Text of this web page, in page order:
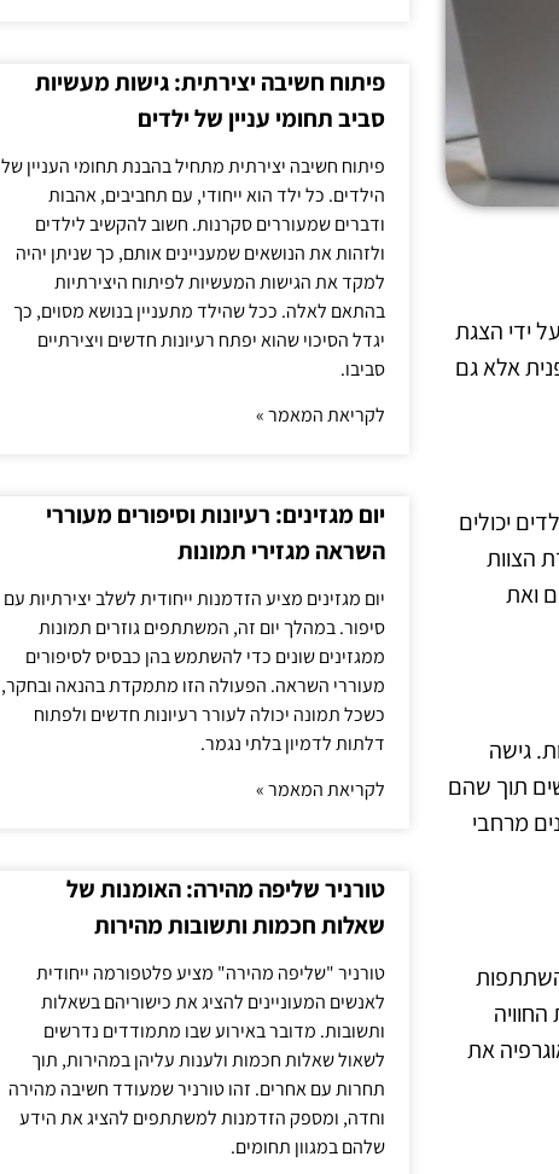
ידי הצגת
אלא גם
יכולים
הצוות
ואת
גישה
תוך שהם
מרחבי
השתתפות
את
פיתוח חשיבה יצירתית: גישות מעשיות
סביב תחומי עניין של ילדים
פיתוח חשיבה יצירתית מתחיל בהבנת תחומי העניין של
הילדים. כל ילד הוא ייחודי, עם תחביבים, אהבות
ודברים שמעוררים סקרנות. חשוב להקשיב לילדים
ולזהות את הנושאים שמעניינים אותם, כך שניתן יהיה
למקד את הגישות המעשיות לפיתוח היצירתיות
בהתאם לאלה. ככל שהילד מתעניין בנושא מסוים, כך
יגדל הסיכוי שהוא יפתח רעיונות חדשים ויצירתיים
סביבו.
לקריאת המאמר »
יום מגזינים: רעיונות וסיפורים מעוררי
השראה מגזירי תמונות
יום מגזינים מציע הזדמנות ייחודית לשלב יצירתיות עם
סיפור. במהלך יום זה, המשתתפים גוזרים תמונות
ממגזינים שונים כדי להשתמש בהן כבסיס לסיפורים
מעוררי השראה. הפעולה הזו מתמקדת בהנאה ובחקר,
כשכל תמונה יכולה לעורר רעיונות חדשים ולפתוח
דלתות לדמיון בלתי נגמר.
לקריאת המאמר »
טורניר שליפה מהירה: האומנות של
שאלות חכמות ותשובות מהירות
טורניר "שליפה מהירה" מציע פלטפורמה ייחודית
לאנשים המעוניינים להציג את כישוריהם בשאלות
ותשובות. מדובר באירוע שבו מתמודדים נדרשים
לשאול שאלות חכמות ולענות עליהן במהירות, תוך
תחרות עם אחרים. זהו טורניר שמעודד חשיבה מהירה
וחדה, ומספק הזדמנות למשתתפים להציג את הידע
שלהם במגוון תחומים.